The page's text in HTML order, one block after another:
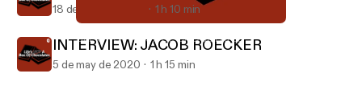
LIFE’S NOT A BOX OF CHOCOLATES
18 de may de 2020 1 h 10 min
INTERVIEW: JACOB ROECKER
5 de may de 2020 1 h 15 min